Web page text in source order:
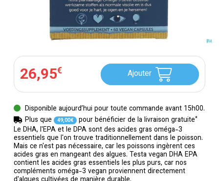
Le DHA, l'EPA et le DPA sont des acides gras oméga-3
essentiels que l'on trouve traditionnellement dans le poisson.
Mais ce n'est pas nécessaire, car les poissons ingèrent ces
acides gras en mangeant des algues. Testa vegan DHA EPA
contient les acides gras essentiels les plus purs, car nos
compléments oméga-3 vegan proviennent directement
26,95€ Ajouter
Disponible aujourd’hui pour toute commande avant 15h00.
Plus que
49,00€ pour bénéficier de la livraison gratuite*